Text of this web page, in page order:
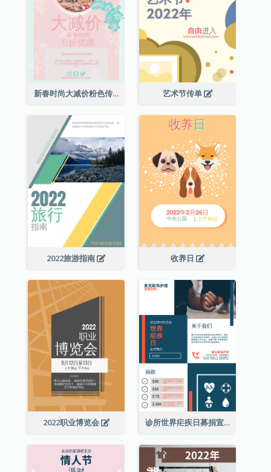
新春时尚大减价粉色传单 艺术节传单
2022旅游指南 收养日
2022职业博览会 诊所世界疟疾日募捐宣传单张